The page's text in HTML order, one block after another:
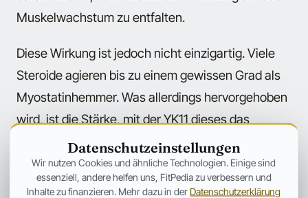
Muskelwachstum zu entfalten.
Diese Wirkung ist jedoch nicht einzigartig. Viele
Steroide agieren bis zu einem gewissen Grad als
Myostatinhemmer. Was allerdings hervorgehoben
wird, ist die Stärke, mit der YK11 dieses das
Muskelwachstum bremsende Molekül bekämpfen
soll. Im Rahmen einer Studie konnte gezeigt
werden, dass YK11 die Follistatinproduktion um ein
Datenschutzeinstellungen
Wir nutzen Cookies und ähnliche Technologien. Einige sind
essenziell, andere helfen uns, FitPedia zu verbessern und
Inhalte zu finanzieren. Mehr dazu in der Datenschutzerklärung